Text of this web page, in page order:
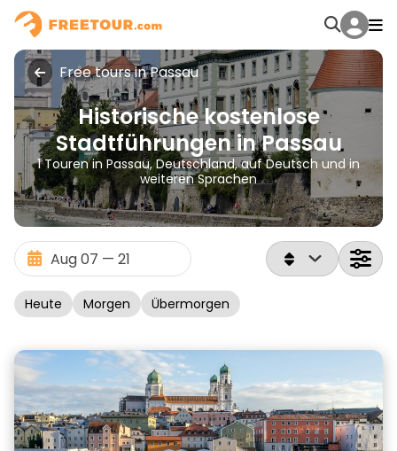
Free tours in Passau
Historische kostenlose
Stadtführungen in Passau
1 Touren in Passau, Deutschland, auf Deutsch und in
weiteren Sprachen
Heute Morgen Übermorgen